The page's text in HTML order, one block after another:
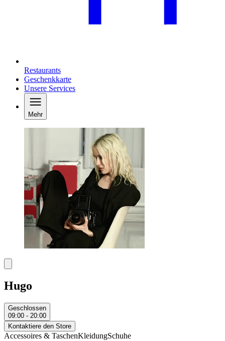
Restaurants
Geschenkkarte
Unsere Services
Mehr
Hugo
Geschlossen
09:00 - 20:00
Kontaktiere den Store
Accessoires & TaschenKleidungSchuhe